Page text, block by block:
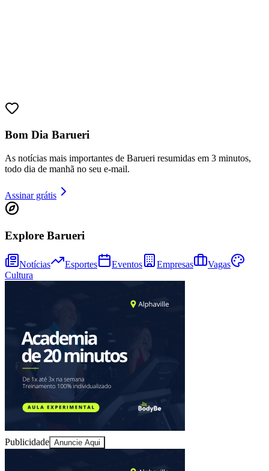
Bom Dia Barueri
As notícias mais importantes de Barueri resumidas em 3 minutos,
todo dia de manhã no seu e-mail.
Assinar grátis
Explore Barueri
Notícias Esportes Eventos Empresas
Vagas
Cultura
Publicidade Anuncie Aqui